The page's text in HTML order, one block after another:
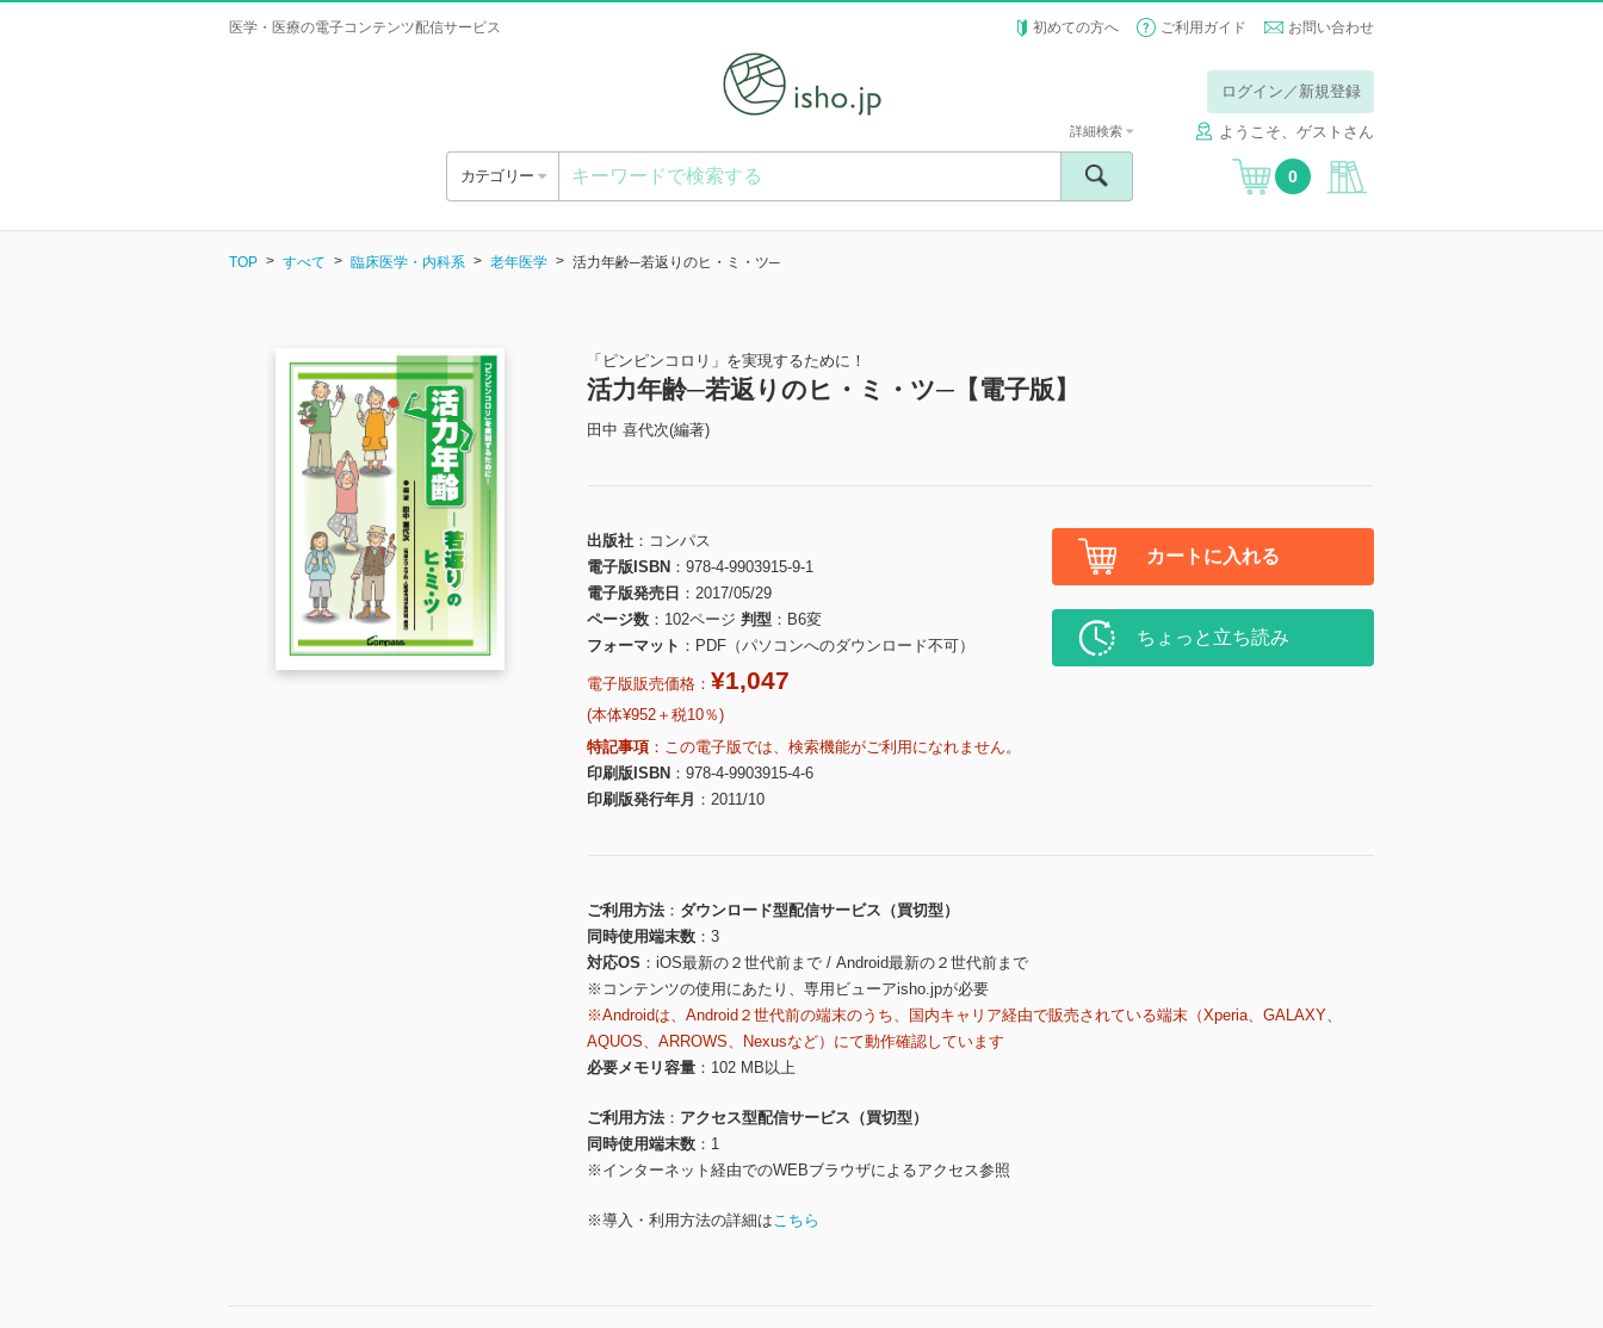
医学・医療の電子コンテンツ配信サービス 初めての方へ ご利用ガイド お問い合わせ
ログイン／新規登録
ようこそ、ゲストさん
カテゴリー
詳細検索
0
TOP すべて 臨床医学・内科系 老年医学 活力年齢─若返りのヒ・ミ・ツ─
「ピンピンコロリ」を実現するために！
活力年齢─若返りのヒ・ミ・ツ─【電子版】
田中 喜代次(編著)
出版社
コンパス
電子版ISBN
978-4-9903915-9-1
電子版発売日
2017/05/29
ページ数
102ページ 判型
B6変
フォーマット
PDF（パソコンへのダウンロード不可）
電子版販売価格： ¥1,047
(本体¥952＋税10％)
特記事項
この電子版では、検索機能がご利用になれません。
印刷版ISBN
978-4-9903915-4-6
印刷版発行年月
2011/10
カートに入れる
ちょっと立ち読み
ご利用方法
ダウンロード型配信サービス（買切型）
同時使用端末数
3
対応OS
iOS最新の２世代前まで / Android最新の２世代前まで
※コンテンツの使用にあたり、専用ビューアisho.jpが必要
※Androidは、Android２世代前の端末のうち、国内キャリア経由で販売されている端末（Xperia、GALAXY、
AQUOS、ARROWS、Nexusなど）にて動作確認しています
必要メモリ容量
102 MB以上
ご利用方法
アクセス型配信サービス（買切型）
同時使用端末数
1
※インターネット経由でのWEBブラウザによるアクセス参照
※導入・利用方法の詳細はこちら